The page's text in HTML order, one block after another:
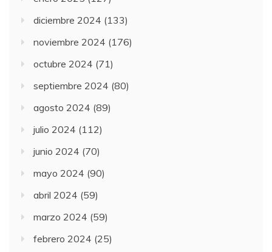
diciembre 2024 (133)
noviembre 2024 (176)
octubre 2024 (71)
septiembre 2024 (80)
agosto 2024 (89)
julio 2024 (112)
junio 2024 (70)
mayo 2024 (90)
abril 2024 (59)
marzo 2024 (59)
febrero 2024 (25)